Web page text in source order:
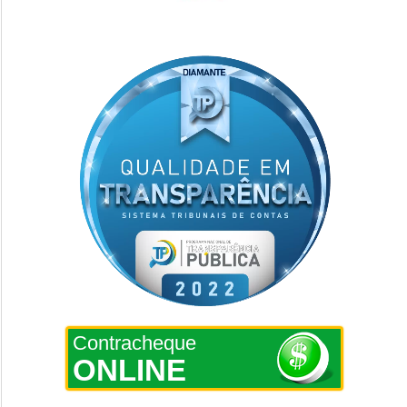
Contracheque
ONLINE